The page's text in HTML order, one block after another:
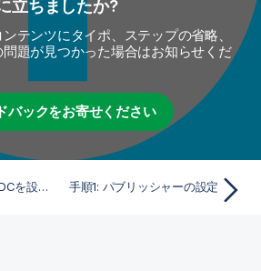
立ちましたか?
テンツにタイポ、ステップの省略、
題が見つかった場合はお知らせくだ
バックをお寄せください
トリガーモードのCDCを設定する 手順1: パブリッシャーの設定